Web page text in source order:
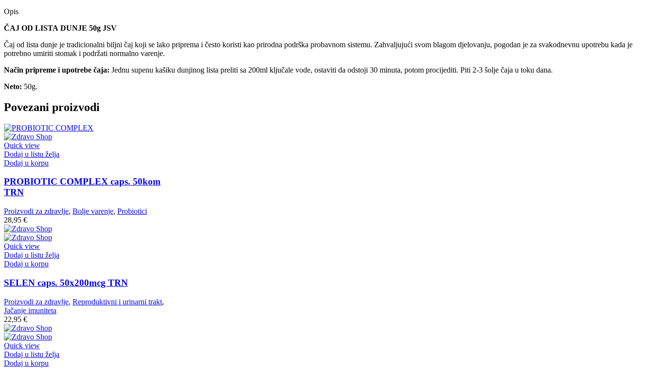
Opis
ČAJ OD LISTA DUNJE 50g JSV
Čaj od lista dunje je tradicionalni biljni čaj koji se lako priprema i često koristi kao prirodna podrška probavnom sistemu. Zahvaljujući svom blagom djelovanju, pogodan je za svakodnevnu upotrebu kada je
potrebno umiriti stomak i podržati normalno varenje.
Način pripreme i upotrebe čaja: Jednu supenu kašiku dunjinog lista preliti sa 200ml ključale vode, ostaviti da odstoji 30 minuta, potom procijediti. Piti 2-3 šolje čaja u toku dana.
Neto: 50g.
Povezani proizvodi
Quick view
Dodaj u listu želja
Dodaj u korpu
PROBIOTIC COMPLEX caps. 50kom
TRN
Proizvodi za zdravlje, Bolje varenje, Probiotici
28,95 €
Quick view
Dodaj u listu želja
Dodaj u korpu
SELEN caps. 50x200mcg TRN
Proizvodi za zdravlje, Reproduktivni i urinarni trakt,
Jačanje imuniteta
22,95 €
Quick view
Dodaj u listu želja
Dodaj u korpu